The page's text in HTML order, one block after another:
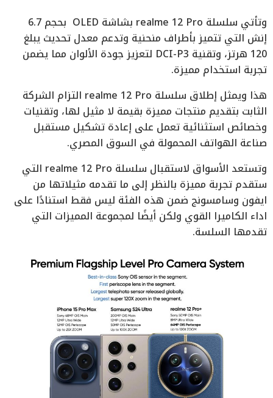
وتأتي سلسلة realme 12 Pro بشاشة OLED بحجم 6.7
إنش التي تتميز بأطراف منحنية وتدعم معدل تحديث يبلغ
120 هرتز، وتقنية DCI-P3 لتعزيز جودة الألوان مما يضمن
تجربة استخدام مميزة.
هذا ويمثل إطلاق سلسلة realme 12 Pro التزام الشركة
الثابت بتقديم منتجات مميزة بقيمة لا مثيل لها، وتقنيات
وخصائص استثنائية تعمل على إعادة تشكيل مستقبل
صناعة الهواتف المحمولة في السوق المصري.
وتستعد الأسواق لاستقبال سلسلة realme 12 Pro التي
ستقدم تجربة مميزة بالنظر إلى ما تقدمه مثيلاتها من
ايفون وسامسونج ضمن هذه الفئة ليس فقط استنادًا على
اداء الكاميرا القوي ولكن أيضًا لمجموعة المميزات التي
تقدمها السلسة.